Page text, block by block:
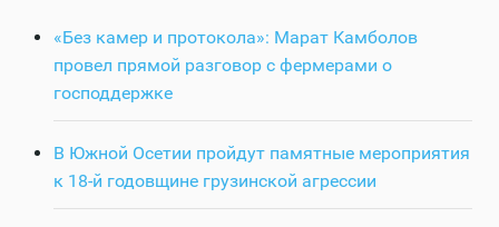
«Без камер и протокола»: Марат Камболов
провел прямой разговор с фермерами о
господдержке
В Южной Осетии пройдут памятные мероприятия
к 18-й годовщине грузинской агрессии